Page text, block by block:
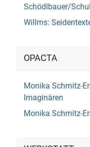
Schödlbauer/
Willms:
OPACTA
Monika Schmitz-
Imaginären
Monika Schmitz-